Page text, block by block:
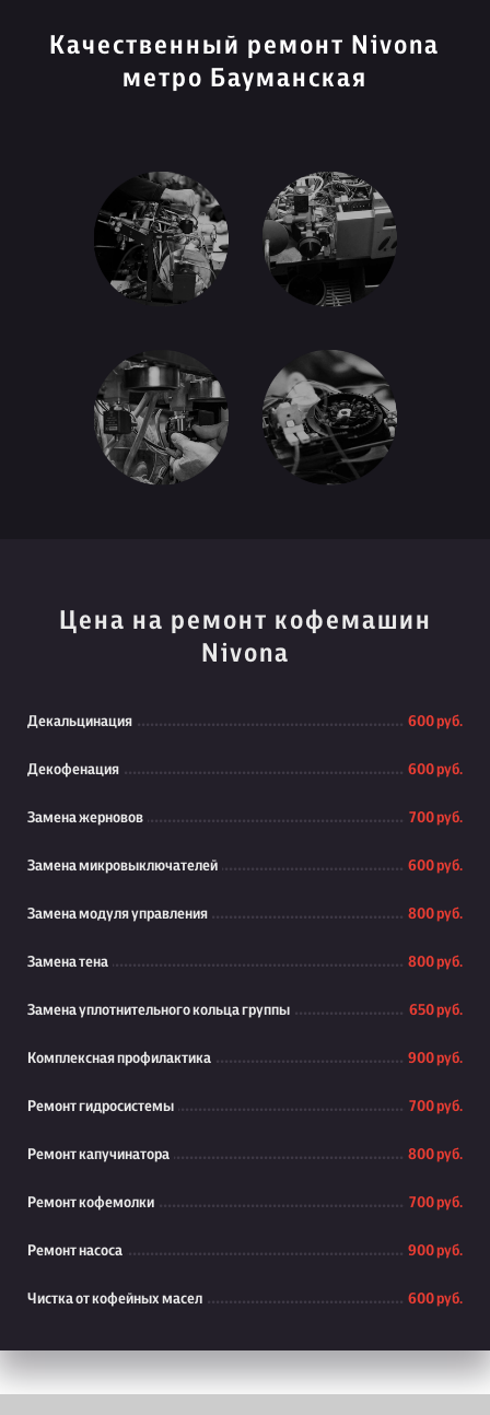
Качественный ремонт Nivona
метро Бауманская
Цена на ремонт кофемашин
Nivona
Декальцинация 600 руб.
Декофенация 600 руб.
Замена жерновов 700 руб.
Замена микровыключателей 600 руб.
Замена модуля управления 800 руб.
Замена тена 800 руб.
Замена уплотнительного кольца группы 650 руб.
Комплексная профилактика 900 руб.
Ремонт гидросистемы 700 руб.
Ремонт капучинатора 800 руб.
Ремонт кофемолки 700 руб.
Ремонт насоса 900 руб.
Чистка от кофейных масел 600 руб.